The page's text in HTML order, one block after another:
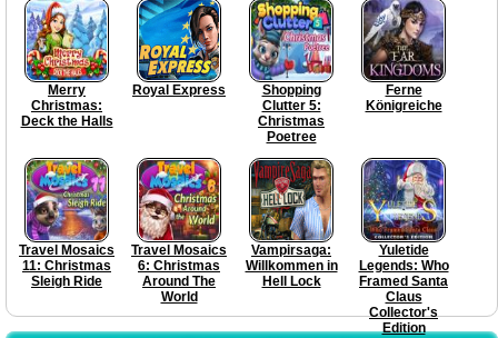
Merry
Christmas:
Deck the Halls
Royal Express
Shopping
Clutter 5:
Christmas
Poetree
Ferne
Königreiche
Travel Mosaics
11: Christmas
Sleigh Ride
Travel Mosaics
6: Christmas
Around The
World
Vampirsaga:
Willkommen in
Hell Lock
Yuletide
Legends: Who
Framed Santa
Claus
Collector's
Edition